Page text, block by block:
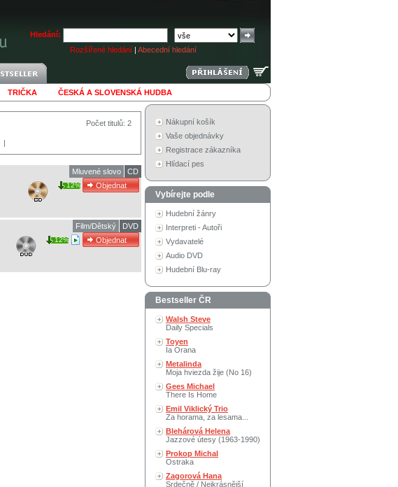
Hledání:
Rozšířené hledání | Abecední hledání
TRIČKA ČESKÁ A SLOVENSKÁ HUDBA
Počet titulů: 2
|
CD
Mluvené slovo
12%
DVD
Film/Dětský
12%
Nákupní košík
Vaše objednávky
Registrace zákazníka
Hlídací pes
Vybírejte podle
Hudební žánry
Interpreti - Autoři
Vydavatelé
Audio DVD
Hudební Blu-ray
Bestseller ČR
Walsh Steve
Daily Specials
Toyen
Ia Orana
Metalinda
Moja hviezda žije (No 16)
Gees Michael
There Is Home
Emil Viklický Trio
Za horama, za lesama...
Blehárová Helena
Jazzové útesy (1963-1990)
Prokop Michal
Ostraka
Zagorová Hana
Srdečně / Nejkrásnější